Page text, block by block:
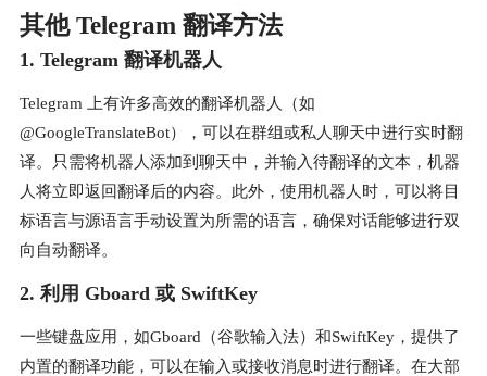
其他 Telegram 翻译方法
1. Telegram 翻译机器人
Telegram 上有许多高效的翻译机器人（如
@GoogleTranslateBot），可以在群组或私人聊天中进行实时翻
译。只需将机器人添加到聊天中，并输入待翻译的文本，机器
人将立即返回翻译后的内容。此外，使用机器人时，可以将目
标语言与源语言手动设置为所需的语言，确保对话能够进行双
向自动翻译。
2. 利用 Gboard 或 SwiftKey
一些键盘应用，如Gboard（谷歌输入法）和SwiftKey，提供了
内置的翻译功能，可以在输入或接收消息时进行翻译。在大部